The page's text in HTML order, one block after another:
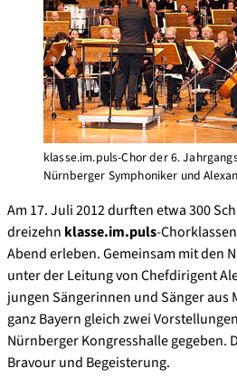
klasse.im.puls-Chor der 6.
Nürnberger Symphoniker und
Am 17. Juli 2012 durften etwa 300
dreizehn klasse.im.puls-
Abend erleben. Gemeinsam mit den
unter der Leitung von Chefdirigent
jungen Sängerinnen und Sänger aus
ganz Bayern gleich zwei
Nürnberger Kongresshalle gegeben.
Bravour und Begeisterung.